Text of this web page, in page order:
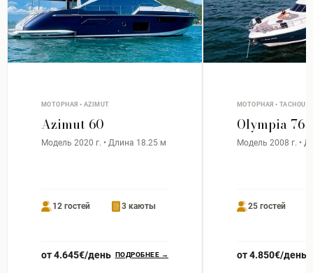
МОТОРНАЯ • AZIMUT
Azimut 60
Модель 2020 г. • Длина 18.25 м
12 гостей 3 каюты
от 4.645€/день ПОДРОБНЕЕ →
МОТОРНАЯ • TACHOU
Olympia 76
Модель 2008 г. •
25 гостей
от 4.850€/день